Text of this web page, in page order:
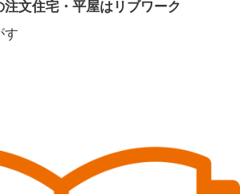
文住宅・平屋はリブワーク
す